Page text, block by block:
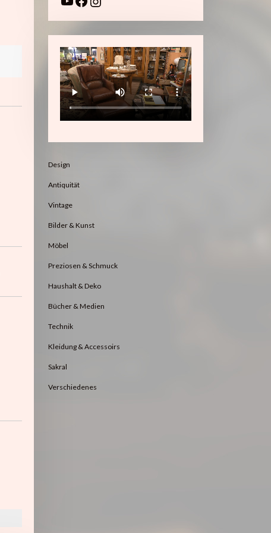
Design
Antiquität
Vintage
Bilder & Kunst
Möbel
Preziosen & Schmuck
Haushalt & Deko
Bücher & Medien
Technik
Kleidung & Accessoirs
Sakral
Verschiedenes